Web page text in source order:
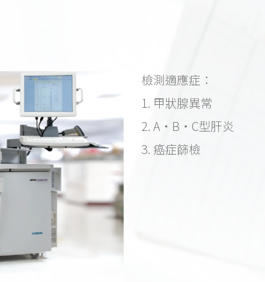
檢測適應症：
1. 甲狀腺異常
2. A・B・C型肝炎
3. 癌症篩檢